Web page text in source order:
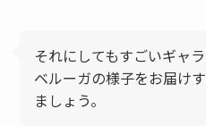
それにしてもすごいギャ
ベルーガの様子をお届け
ましょう。